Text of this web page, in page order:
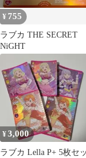
¥ 755
ラブカ THE SECRET
NiGHT
¥3,000
ラブカ Lella P+ 5枚セッ